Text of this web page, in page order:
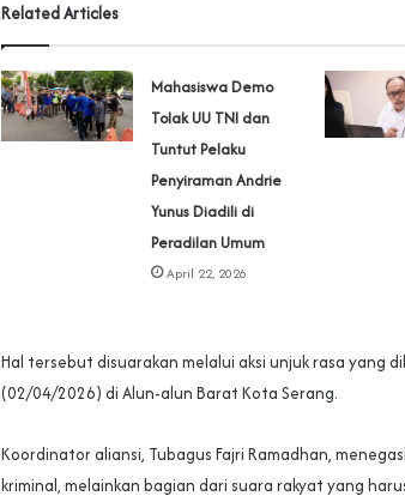
Related Articles
Mahasiswa Demo
Tolak UU TNI dan
Tuntut Pelaku
Penyiraman Andrie
Yunus Diadili di
Peradilan Umum
April 22, 2026
Hal tersebut disuarakan melalui aksi unjuk rasa yang
(02/04/2026) di Alun-alun Barat Kota Serang.
Koordinator aliansi, Tubagus Fajri Ramadhan,
kriminal, melainkan bagian dari suara rakyat yang